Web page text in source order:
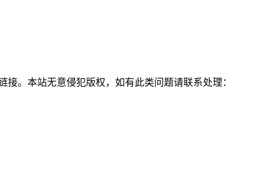
。本站无意侵犯版权，如有此类问题请联系处理：